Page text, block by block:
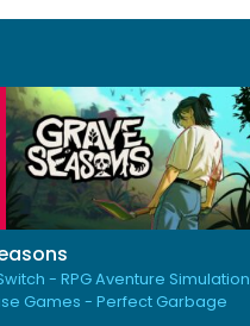
- RPG Aventure Simulation
Games - Perfect Garbage